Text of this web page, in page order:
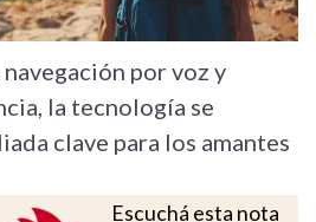
por voz y
la tecnología se
clave para los amantes
Escuchá esta nota